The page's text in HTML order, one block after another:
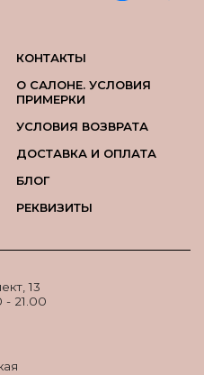
КОНТАКТЫ
О САЛОНЕ. УСЛОВИЯ
ПРИМЕРКИ
УСЛОВИЯ ВОЗВРАТА
ДОСТАВКА И ОПЛАТА
БЛОГ
РЕКВИЗИТЫ
13
21.00